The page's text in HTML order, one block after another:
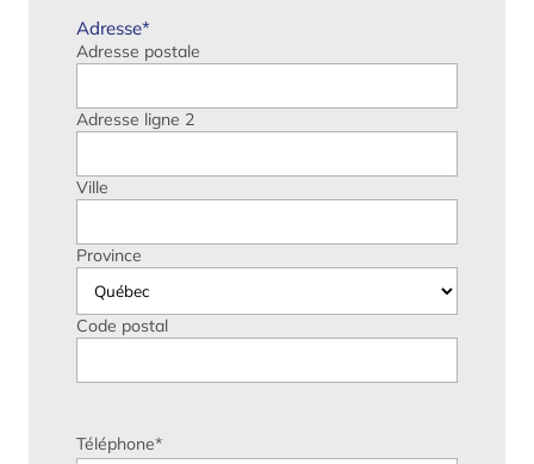
Adresse*
Adresse postale
Adresse ligne 2
Ville
Province
Code postal
Téléphone*